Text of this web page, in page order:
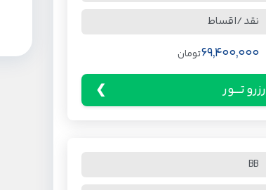
نقد / اقساط
69,400,000تومان
رزرو تـــور
BB